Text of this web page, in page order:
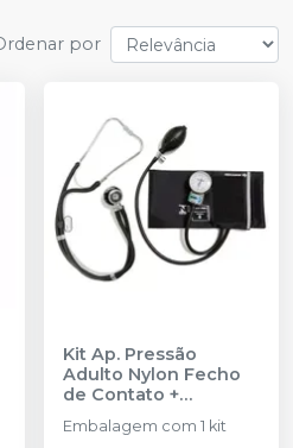
por
Kit Ap. Pressão
Adulto Nylon Fecho
de Contato +
Estetoscópio
Rappaport -P.A. MED
Embalagem com 1 kit